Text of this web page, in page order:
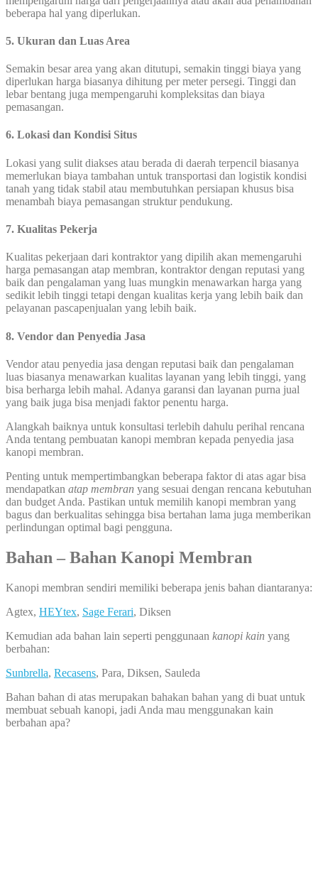
beberapa hal yang diperlukan.
5. Ukuran dan Luas Area
Semakin besar area yang akan ditutupi, semakin tinggi biaya yang
diperlukan harga biasanya dihitung per meter persegi. Tinggi dan
lebar bentang juga mempengaruhi kompleksitas dan biaya
pemasangan.
6. Lokasi dan Kondisi Situs
Lokasi yang sulit diakses atau berada di daerah terpencil biasanya
memerlukan biaya tambahan untuk transportasi dan logistik kondisi
tanah yang tidak stabil atau membutuhkan persiapan khusus bisa
menambah biaya pemasangan struktur pendukung.
7. Kualitas Pekerja
Kualitas pekerjaan dari kontraktor yang dipilih akan memengaruhi
harga pemasangan atap membran, kontraktor dengan reputasi yang
baik dan pengalaman yang luas mungkin menawarkan harga yang
sedikit lebih tinggi tetapi dengan kualitas kerja yang lebih baik dan
pelayanan pascapenjualan yang lebih baik.
8. Vendor dan Penyedia Jasa
Vendor atau penyedia jasa dengan reputasi baik dan pengalaman
luas biasanya menawarkan kualitas layanan yang lebih tinggi, yang
bisa berharga lebih mahal. Adanya garansi dan layanan purna jual
yang baik juga bisa menjadi faktor penentu harga.
Alangkah baiknya untuk konsultasi terlebih dahulu perihal rencana
Anda tentang pembuatan kanopi membran kepada penyedia jasa
kanopi membran.
Penting untuk mempertimbangkan beberapa faktor di atas agar bisa
mendapatkan atap membran yang sesuai dengan rencana kebutuhan
dan budget Anda. Pastikan untuk memilih kanopi membran yang
bagus dan berkualitas sehingga bisa bertahan lama juga memberikan
perlindungan optimal bagi pengguna.
Bahan – Bahan Kanopi Membran
Kanopi membran sendiri memiliki beberapa jenis bahan diantaranya:
Agtex, HEYtex, Sage Ferari, Diksen
Kemudian ada bahan lain seperti penggunaan kanopi kain yang
berbahan:
Sunbrella, Recasens, Para, Diksen, Sauleda
Bahan bahan di atas merupakan bahakan bahan yang di buat untuk
membuat sebuah kanopi, jadi Anda mau menggunakan kain
berbahan apa?